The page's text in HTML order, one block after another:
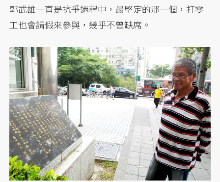
郭武雄一直是抗爭過程中，最堅定的那一個，打零
工也會請假來參與，幾乎不曾缺席。